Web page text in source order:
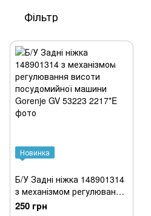
Фільтр
Новинка
Б/У Задні ніжка 148901314
з механізмом регулювання
висоти посудомийної
250 грн